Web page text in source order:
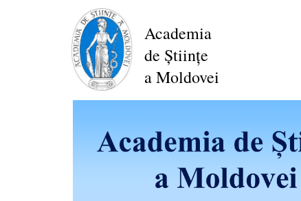
Academia
de Științe
a Moldovei